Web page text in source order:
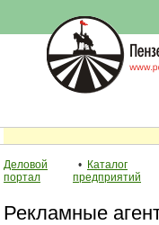
Деловой
портал
• Каталог
предприятий
Рекламные